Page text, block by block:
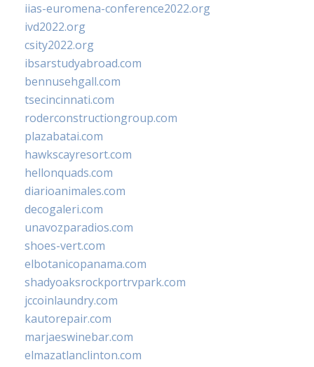
iias-euromena-conference2022.org
ivd2022.org
csity2022.org
ibsarstudyabroad.com
bennusehgall.com
tsecincinnati.com
roderconstructiongroup.com
plazabatai.com
hawkscayresort.com
hellonquads.com
diarioanimales.com
decogaleri.com
unavozparadios.com
shoes-vert.com
elbotanicopanama.com
shadyoaksrockportrvpark.com
jccoinlaundry.com
kautorepair.com
marjaeswinebar.com
elmazatlanclinton.com